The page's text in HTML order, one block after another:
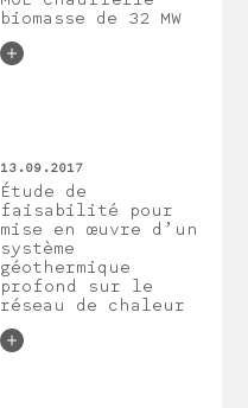
biomasse de 32 MW
13.09.2017
Étude de
faisabilité pour
mise en œuvre d’un
système
géothermique
profond sur le
réseau de chaleur